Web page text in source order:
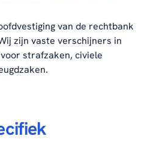
van de rechtbank
zijn vaste verschijners in
strafzaken, civiele